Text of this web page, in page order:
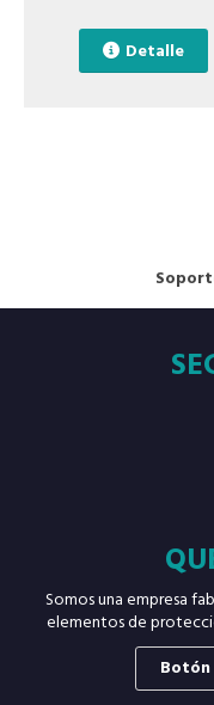
Detalle
Somos una empresa
elementos de